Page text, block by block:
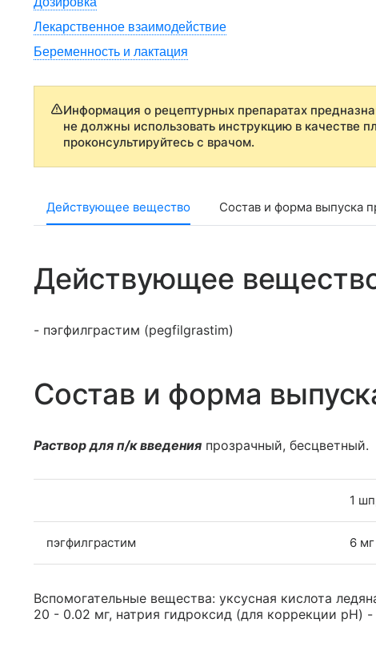
Лекарственное взаимодействие
Беременность и лактация
Информация о рецептурных препаратах
не должны использовать инструкцию в качестве
проконсультируйтесь с врачом.
Действующее вещество Состав и форма выпуска
Действующее
- пэгфилграстим (pegfilgrastim)
Состав и форма
Раствор для п/к введения прозрачный, бесцветный.
1
пэгфилграстим 6 мг
Вспомогательные вещества: уксусная кислота
20 - 0.02 мг, натрия гидроксид (для коррекции pH)